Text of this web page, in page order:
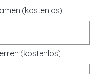
(kostenlos)
(kostenlos)